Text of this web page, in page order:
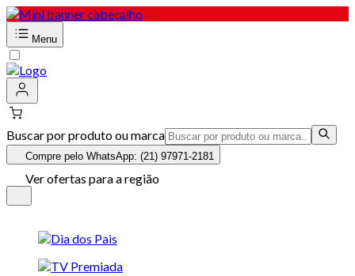
Menu
Buscar por produto ou marca
Compre pelo WhatsApp: (21) 97971-2181
Ver ofertas para a região